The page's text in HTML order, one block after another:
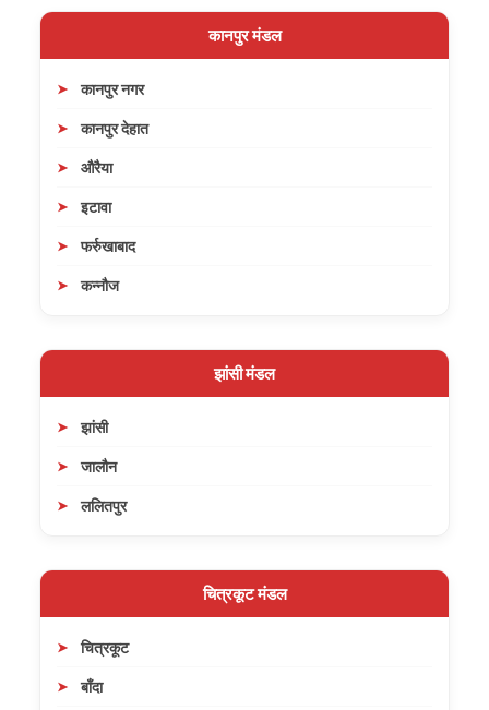
कानपुर मंडल
कानपुर नगर
कानपुर देहात
औरैया
इटावा
फर्रुखाबाद
कन्नौज
झांसी मंडल
झांसी
जालौन
ललितपुर
चित्रकूट मंडल
चित्रकूट
बाँदा